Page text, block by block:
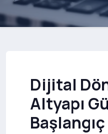
Dijital
Altyapı